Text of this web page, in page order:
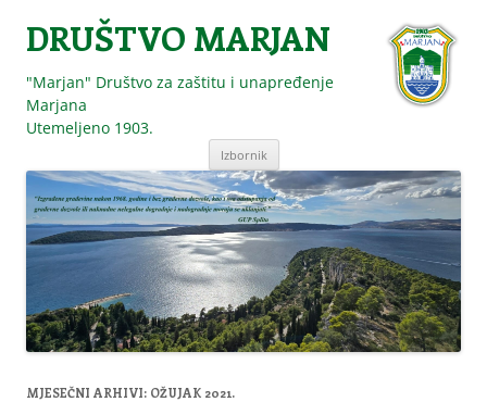
DRUŠTVO MARJAN
"Marjan" Društvo za zaštitu i unapređenje
Marjana
Utemeljeno 1903.
Izbornik Skoči
sadržaja
MJESEČNI ARHIVI: OŽUJAK 2021.